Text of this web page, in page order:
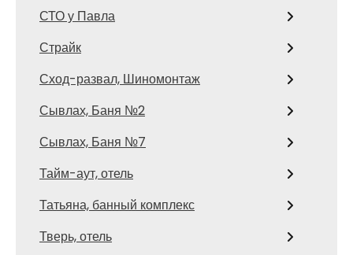
СТО у Павла
Страйк
Сход-развал, Шиномонтаж
Сывлах, Баня №2
Сывлах, Баня №7
Тайм-аут, отель
Татьяна, банный комплекс
Тверь, отель